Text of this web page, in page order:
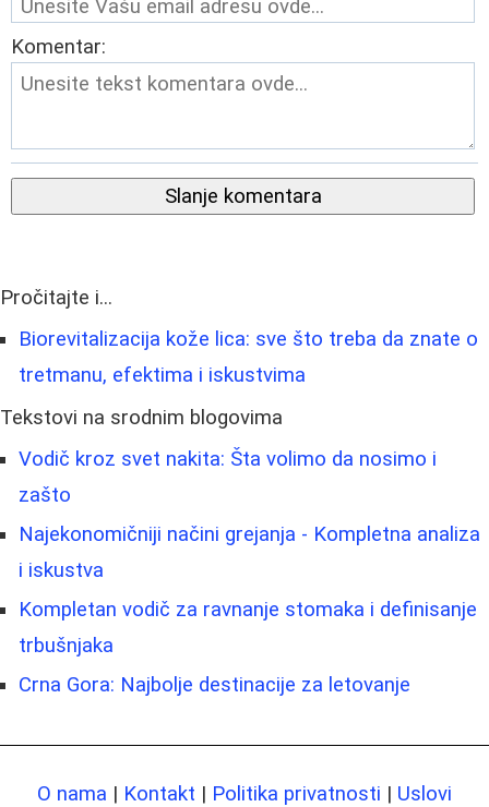
Komentar:
Slanje komentara
Pročitajte i...
Biorevitalizacija kože lica: sve što treba da znate o
tretmanu, efektima i iskustvima
Tekstovi na srodnim blogovima
Vodič kroz svet nakita: Šta volimo da nosimo i
zašto
Najekonomičniji načini grejanja - Kompletna analiza
i iskustva
Kompletan vodič za ravnanje stomaka i definisanje
trbušnjaka
Crna Gora: Najbolje destinacije za letovanje
O nama | Kontakt | Politika privatnosti | Uslovi